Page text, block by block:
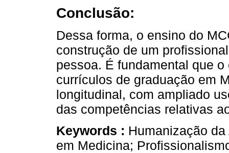
Conclusão:
Dessa forma, o ensino do
construção de um
pessoa. É fundamental que
currículos de graduação em
longitudinal, com ampliado
das competências relativas
Keywords : Humanização
em Medicina;